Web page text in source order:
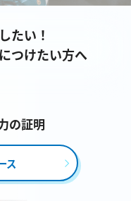
たい！
つけたい方へ
の証明
ス